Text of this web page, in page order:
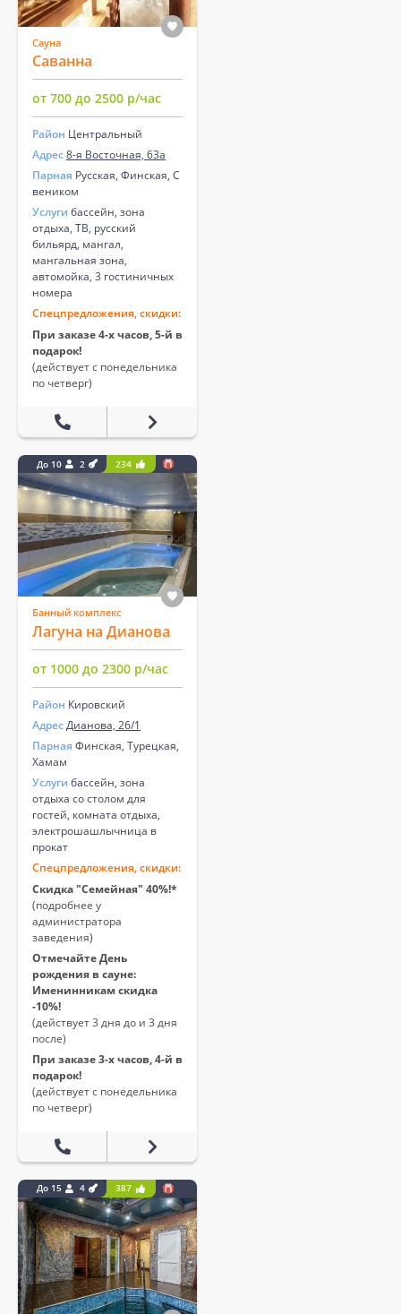
Сауна
Саванна
от 700 до 2500 р/час
Район Центральный
Адрес8-я Восточная, 63а
Парная Русская, Финская, С
веником
Услуги бассейн, зона
отдыха, ТВ, русский
бильярд, мангал,
мангальная зона,
автомойка, 3 гостиничных
номера
Спецпредложения, скидки:
При заказе 4-х часов, 5-й в
подарок!
(действует с понедельника
по четверг)
До 10 2 234
Банный комплекс
Лагуна на Дианова
от 1000 до 2300 р/час
Район Кировский
АдресДианова, 26/1
Парная Финская, Турецкая,
Хамам
Услуги бассейн, зона
отдыха со столом для
гостей, комната отдыха,
электрошашлычница в
прокат
Спецпредложения, скидки:
Скидка "Семейная" 40%!*
(подробнее у
администратора
заведения)
Отмечайте День
рождения в сауне:
Именинникам скидка
-10%!
(действует 3 дня до и 3 дня
после)
При заказе 3-х часов, 4-й в
подарок!
(действует с понедельника
по четверг)
До 15 4 387